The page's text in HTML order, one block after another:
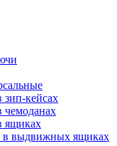
кейсах
чемоданах
ящиках
в выдвижных ящиках